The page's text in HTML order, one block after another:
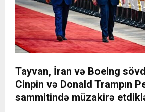
Tayvan, İran və Boeing
Cinpin və Donald Trampın
sammitində müzakirə